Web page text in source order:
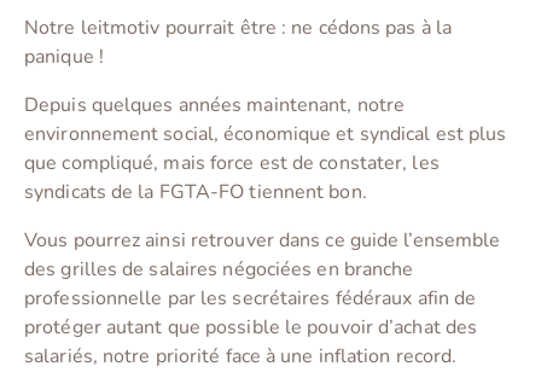
Notre leitmotiv pourrait être : ne cédons pas à la
panique !
Depuis quelques années maintenant, notre
environnement social, économique et syndical est plus
que compliqué, mais force est de constater, les
syndicats de la FGTA-FO tiennent bon.
Vous pourrez ainsi retrouver dans ce guide l’ensemble
des grilles de salaires négociées en branche
professionnelle par les secrétaires fédéraux afin de
protéger autant que possible le pouvoir d’achat des
salariés, notre priorité face à une inflation record.